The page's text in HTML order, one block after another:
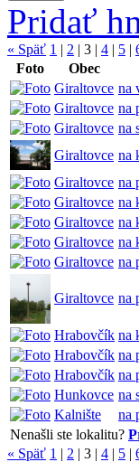
Pridať
« Späť 1 | 2 | 3 | 4 | 5 |
Foto
Obec
Giraltovce na
Giraltovce na
Giraltovce na
Giraltovce na
Giraltovce na
Giraltovce na
Giraltovce na
Giraltovce na
Giraltovce na
Giraltovce na
Hrabovčík na
Hrabovčík na
Hrabovčík na
Hunkovce na
Kalnište
na
Nenašli ste lokalitu?
« Späť 1 | 2 | 3 | 4 | 5 |